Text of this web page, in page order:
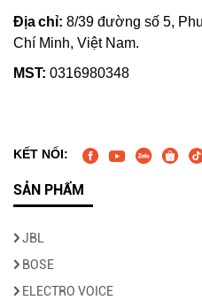
Địa chỉ: 8/39 đường số 5,
Chí Minh, Việt Nam.
MST: 0316980348
KẾT NỐI:
SẢN PHẨM
JBL
BOSE
ELECTRO VOICE